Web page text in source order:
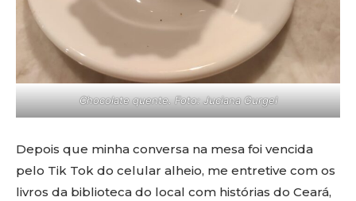
Chocolate quente. Foto: Juciana Gurgel
Depois que minha conversa na mesa foi vencida
pelo Tik Tok do celular alheio, me entretive com os
livros da biblioteca do local com histórias do Ceará,